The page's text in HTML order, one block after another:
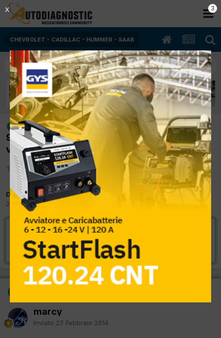
CHEVROLET - CADILLAC - HUMMER - SAAB
risolto
[CHEVROLET SPARK LS 02/2012
995cc B10D1 50Kw Bifuel B/Gpl] eccessivo
voltaggio della batteria
Da marcy
27 Febbraio 2014
VAI ALLA SOLUZIONE
Risolta da marcy, 27 Febbraio 2014
marcy
Inviato 27 Febbraio 2014
2
X